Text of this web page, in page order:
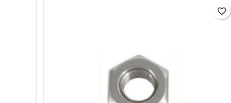
favorite_border
favorite_border